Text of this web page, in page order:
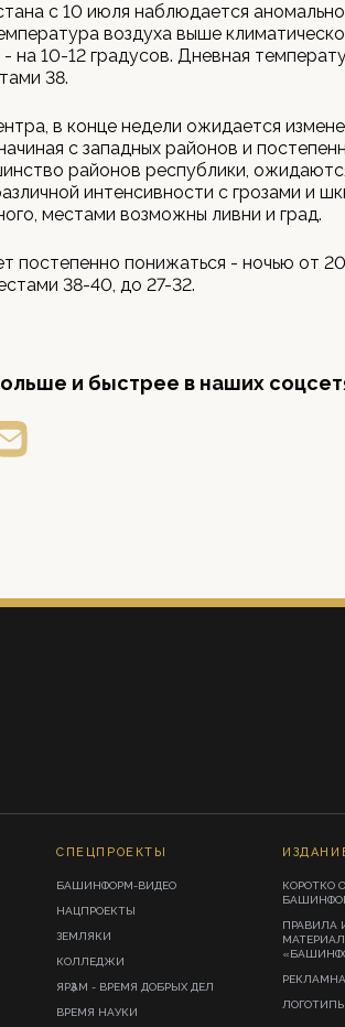
с 10 июля наблюдается
воздуха выше
на 10-12 градусов. Дневная
38.
в конце недели ожидается
с западных районов и
районов республики,
интенсивности с грозами и
местами возможны ливни и град.
постепенно понижаться - ночью от
38-40, до 27-32.
и быстрее в наших
СПЕЦПРОЕКТЫ
БАШИНФОРМ-ВИДЕО
НАЦПРОЕКТЫ
ЗЕМЛЯКИ
КОЛЛЕДЖИ
ЯРҘАМ - ВРЕМЯ ДОБРЫХ ДЕЛ
ВРЕМЯ НАУКИ
КОРОТКО
ПРАВИЛА
ЛОГОТИПЫ